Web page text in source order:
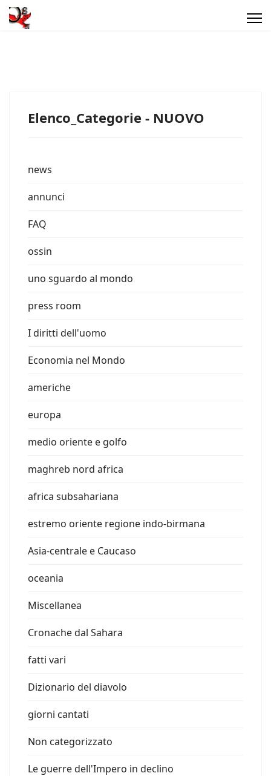
Elenco_Categorie - NUOVO
news
annunci
FAQ
ossin
uno sguardo al mondo
press room
I diritti dell'uomo
Economia nel Mondo
americhe
europa
medio oriente e golfo
maghreb nord africa
africa subsahariana
estremo oriente regione indo-birmana
Asia-centrale e Caucaso
oceania
Miscellanea
Cronache dal Sahara
fatti vari
Dizionario del diavolo
giorni cantati
Non categorizzato
Le guerre dell'Impero in declino